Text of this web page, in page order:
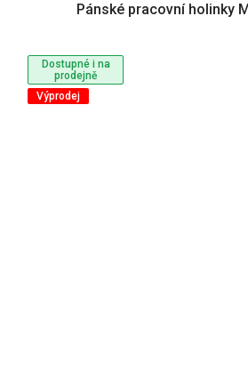
Dostupné i na
prodejně
Výprodej
Pánské pracovní holinky